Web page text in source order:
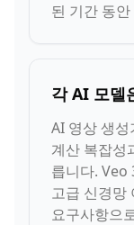
된 기간 동
각 AI 모델
AI 영상 생
계산 복잡성
릅니다. Veo
고급 신경망
요구사항으